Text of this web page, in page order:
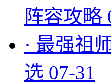
阵容攻略
· 最强祖
选 07-31